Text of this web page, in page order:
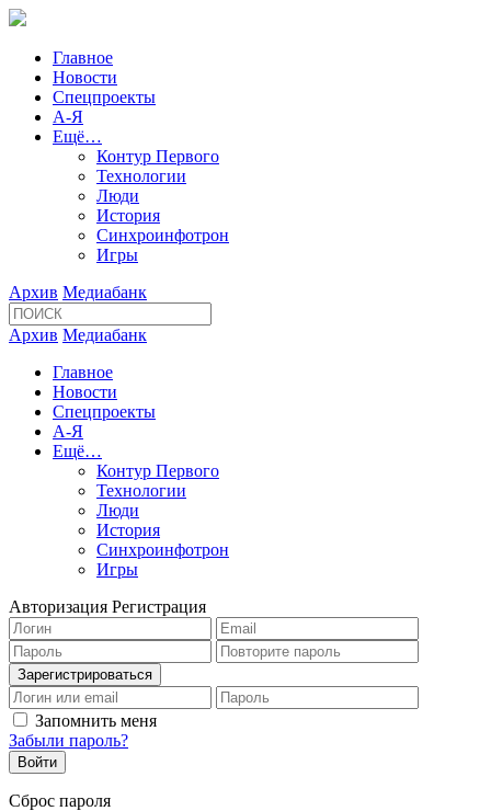
Главное
Новости
Спецпроекты
А-Я
Ещё…
Контур Первого
Технологии
Люди
История
Синхроинфотрон
Игры
Архив Медиабанк
Архив Медиабанк
Главное
Новости
Спецпроекты
А-Я
Ещё…
Контур Первого
Технологии
Люди
История
Синхроинфотрон
Игры
Авторизация Регистрация
Запомнить меня
Забыли пароль?
Сброс пароля